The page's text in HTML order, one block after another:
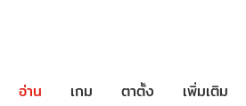
อ่าน เกม ตาตั้ง เพิ่มเติม